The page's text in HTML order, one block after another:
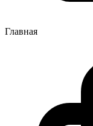
Главная